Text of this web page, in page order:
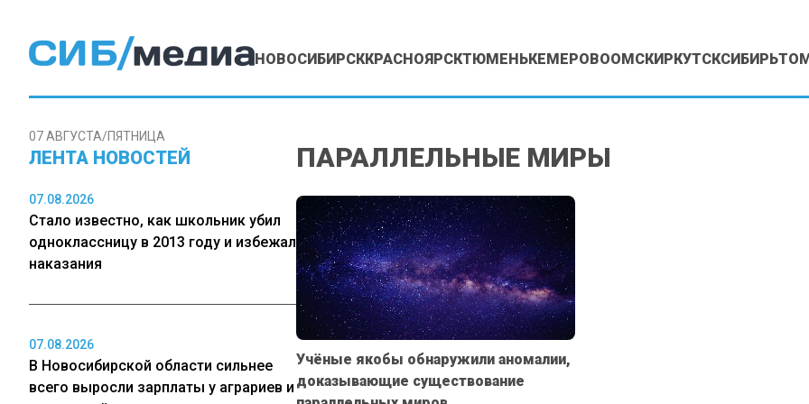
НОВОСИБИРСККРАСНОЯРСКТЮМЕНЬКЕМЕРОВООМСКИРКУТСКСИБИРЬ
07 АВГУСТА/ПЯТНИЦА
ЛЕНТА НОВОСТЕЙ
07.08.2026
Стало известно, как школьник убил
одноклассницу в 2013 году и избежал
наказания
07.08.2026
В Новосибирской области сильнее
всего выросли зарплаты у аграриев и
ПАРАЛЛЕЛЬНЫЕ МИРЫ
Учёные якобы обнаружили аномалии,
доказывающие существование